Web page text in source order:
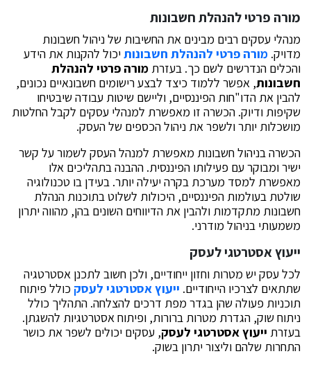
מורה פרטי להנהלת חשבונות
מנהלי עסקים רבים מבינים את החשיבות של ניהול חשבונות
מדויק. מורה פרטי להנהלת חשבונותיכול להקנות את הידע
והכלים הנדרשים לשם כך. בעזרת מורה פרטי להנהלת
חשבונות, אפשר ללמוד כיצד לבצע רישומים חשבונאיים נכונים,
להבין את הדו"חות הפיננסיים, וליישם שיטות עבודה שיבטיחו
שקיפות ודיוק. הכשרה זו מאפשרת למנהלי עסקים לקבל החלטות
מושכלות יותר ולשפר את ניהול הכספים של העסק.
הכשרה בניהול חשבונות מאפשרת למנהל העסק לשמור על קשר
ישיר ומבוקר עם פעילותו הפיננסית. ההבנה בתהליכים אלו
מאפשרת למסד מערכת בקרה יעילה יותר. בעידן בו טכנולוגיה
שולטת בעולמות הפיננסיים, היכולות לשלוט בתוכנות הנהלת
חשבונות מתקדמות ולהבין את הדיווחים השונים בהן, מהווה יתרון
משמעותי בניהול מודרני.
ייעוץ אסטרטגי לעסק
לכל עסק יש מטרות וחזון ייחודיים, ולכן חשוב לתכנן אסטרטגיה
שתתאים לצרכיו הייחודיים. ייעוץ אסטרטגי לעסק כולל פיתוח
תוכניות פעולה שהן בגדר מפת דרכים להצלחה. התהליך כולל
ניתוח שוק, הגדרת מטרות ברורות, ופיתוח אסטרטגיות להשגתן.
בעזרת ייעוץ אסטרטגי לעסק, עסקים יכולים לשפר את כושר
התחרות שלהם וליצור יתרון בשוק.